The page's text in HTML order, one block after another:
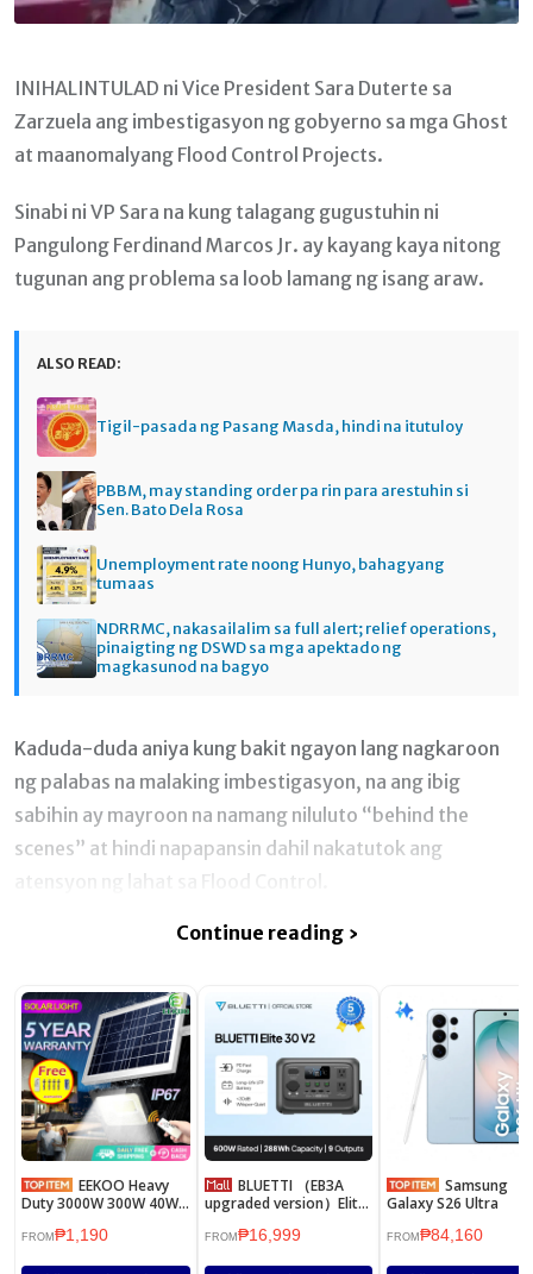
INIHALINTULAD ni Vice President Sara Duterte sa
Zarzuela ang imbestigasyon ng gobyerno sa mga Ghost
at maanomalyang Flood Control Projects.
Sinabi ni VP Sara na kung talagang gugustuhin ni
Pangulong Ferdinand Marcos Jr. ay kayang kaya nitong
tugunan ang problema sa loob lamang ng isang araw.
ALSO READ:
Tigil-pasada ng Pasang Masda, hindi na itutuloy
PBBM, may standing order pa rin para arestuhin si
Sen. Bato Dela Rosa
Unemployment rate noong Hunyo, bahagyang
tumaas
NDRRMC, nakasailalim sa full alert; relief operations,
pinaigting ng DSWD sa mga apektado ng
magkasunod na bagyo
Kaduda-duda aniya kung bakit ngayon lang nagkaroon
ng palabas na malaking imbestigasyon, na ang ibig
sabihin ay mayroon na namang niluluto “behind the
scenes” at hindi napapansin dahil nakatutok ang
atensyon ng lahat sa Flood Control.
Continue reading ›
EEKOO Heavy
Duty 3000W 300W 40W
Led Outdoor Flood Light
FROM ₱1,190
BLUETTI （EB3A
upgraded version）Elite
Power Station Solar
FROM ₱16,999
Galaxy S26 Ultra
FROM₱84,160